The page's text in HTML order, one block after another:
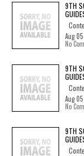
9TH
Aug
No
9TH
Aug
No
9TH